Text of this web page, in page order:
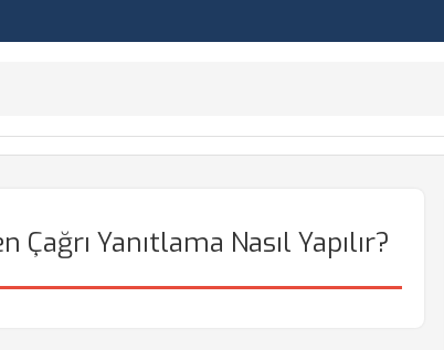
Yanıtlama Nasıl Yapılır?